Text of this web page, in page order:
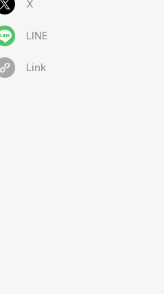
X
LINE
Link